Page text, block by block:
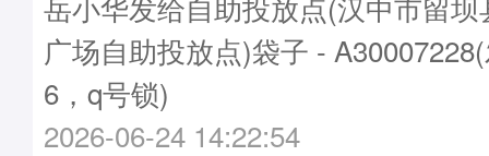
广场自助投放点)袋子 -
6，q号锁)
2026-06-24 14:22:54